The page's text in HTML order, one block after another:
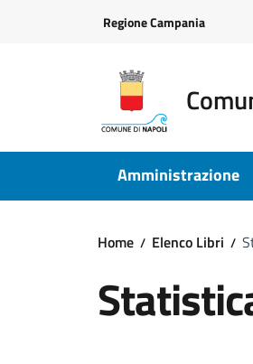
Regione Campania
Amministrazione
Home Elenco Libri